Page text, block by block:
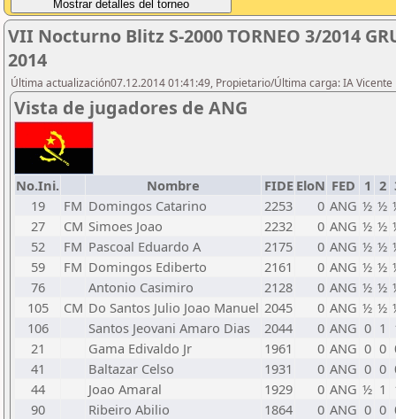
VII Nocturno Blitz S-2000 TORNEO 3/2014
2014
Última actualización07.12.2014 01:41:49, Propietario/Última carga: IA Vicente
Vista de jugadores de ANG
No.Ini. Nombre FIDE EloN FED 1 2
19
FM Domingos Catarino 2253 0 ANG ½ ½
27
CM Simoes Joao 2232 0 ANG ½ ½
52
FM Pascoal Eduardo A 2175 0 ANG ½ ½
59
FM Domingos Ediberto 2161 0 ANG ½ ½
76
Antonio Casimiro 2128 0 ANG ½ ½
105
CM Do Santos Julio Joao Manuel 2045 0 ANG ½ ½
106
Santos Jeovani Amaro Dias 2044 0 ANG 0 1
21
Gama Edivaldo Jr 1961 0 ANG 0 0
41
Baltazar Celso 1931 0 ANG 0 0
44
Joao Amaral 1929 0 ANG ½ 1
90
Ribeiro Abilio 1864 0 ANG 0 0